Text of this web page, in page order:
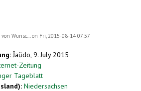
Wunsc... on Fri, 2015-08-14 07:57
Ĵaŭdo, 9. July 2015
Zeitung
Tageblatt
Niedersachsen